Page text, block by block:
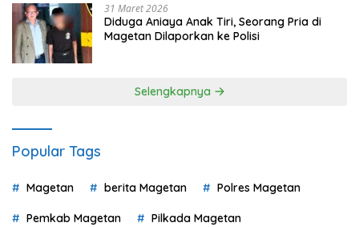
31 Maret 2026
Diduga Aniaya Anak Tiri, Seorang Pria di
Magetan Dilaporkan ke Polisi
Selengkapnya
Popular Tags
Magetan berita Magetan Polres Magetan
Pemkab Magetan Pilkada Magetan